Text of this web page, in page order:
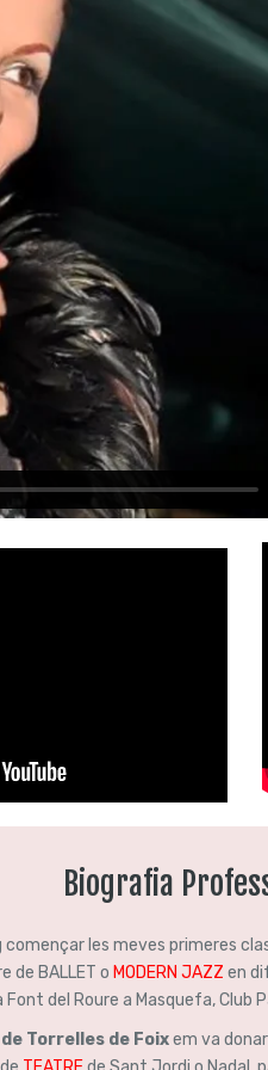
Biografia
començar les meves primeres
de BALLET o MODERN JAZZ en
Font del Roure a Masquefa,
Torrelles de Foixem va